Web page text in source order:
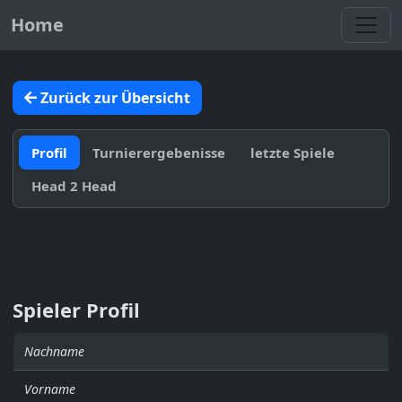
Home
Zurück zur Übersicht
Profil Turnierergebenisse
letzte Spiele
Head 2 Head
Spieler Profil
Nachname
Vorname